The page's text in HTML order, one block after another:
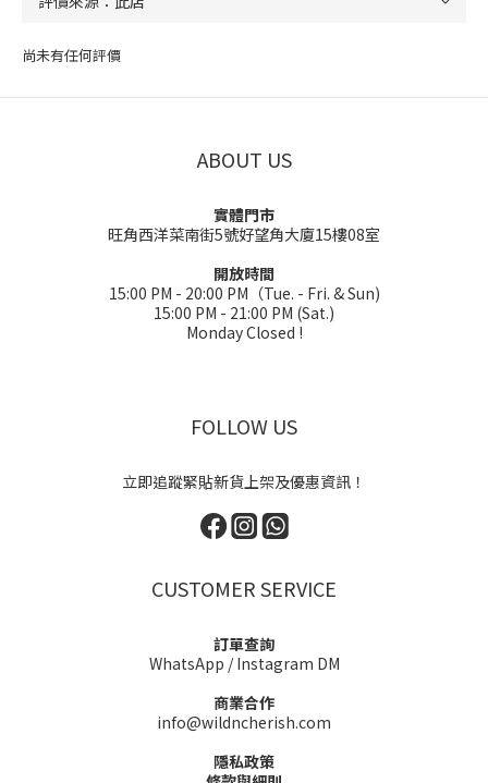
尚未有任何評價
ABOUT US
實體門市
旺角西洋菜南街5號好望角大廈15樓08室
開放時間
15:00 PM - 20:00 PM（Tue. - Fri. & Sun)
15:00 PM - 21:00 PM (Sat.)
Monday Closed !
FOLLOW US
立即追蹤緊貼新貨上架及優惠資訊！
CUSTOMER SERVICE
訂單查詢
WhatsApp /Instagram DM
商業合作
info@wildncherish.com
隱私政策